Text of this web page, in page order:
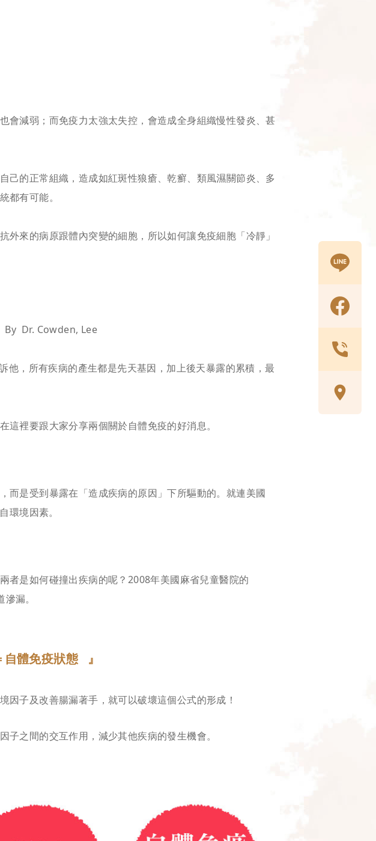
會減弱；而免疫力太強太失控，會造成全身組織慢性發炎、甚
己的正常組織，造成如紅斑性狼瘡、乾癬、類風濕關節炎、多
都有可能。
來的病原跟體內突變的細胞，所以如何讓免疫細胞「冷靜」
By Dr. Cowden, Lee
，所有疾病的產生都是先天基因，加上後天暴露的累積，最
裡要跟大家分享兩個關於自體免疫的好消息。
而是受到暴露在「造成疾病的原因」下所驅動的。就連美國
環境因素。
者是如何碰撞出疾病的呢？2008年美國麻省兒童醫院的
漏。
體免疫狀態 』
子及改善腸漏著手，就可以破壞這個公式的形成！
之間的交互作用，減少其他疾病的發生機會。